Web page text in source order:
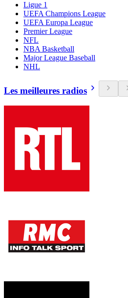
Ligue 1
UEFA Champions League
UEFA Europa League
Premier League
NFL
NBA Basketball
Major League Baseball
NHL
Les meilleures radios